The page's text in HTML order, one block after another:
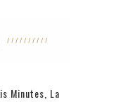
Minutes, La